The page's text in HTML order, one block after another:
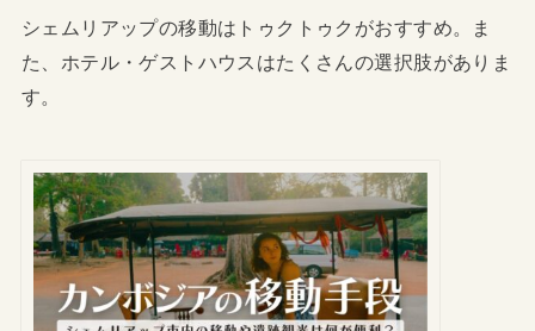
シェムリアップの移動はトゥクトゥクがおすすめ。ま
た、ホテル・ゲストハウスはたくさんの選択肢がありま
す。